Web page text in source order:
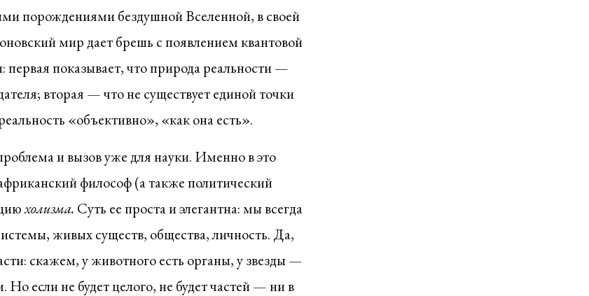
порождениями бездушной Вселенной, в своей
мир дает брешь с появлением квантовой
первая показывает, что природа реальности —
вторая — что не существует единой точки
«объективно», «как она есть».
и вызов уже для науки. Именно в это
философ (а также политический
холизма. Суть ее проста и элегантна: мы всегда
живых существ, общества, личность. Да,
скажем, у животного есть органы, у звезды —
если не будет целого, не будет частей — ни в